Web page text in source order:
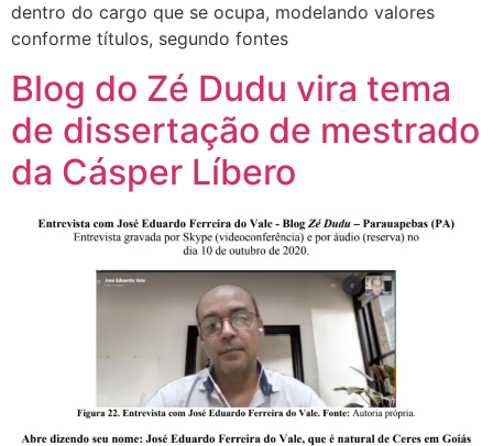
dentro do cargo que se ocupa, modelando valores
conforme títulos, segundo fontes
Blog do Zé Dudu vira tema
de dissertação de mestrado
da Cásper Líbero